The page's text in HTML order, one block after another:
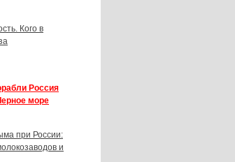
Кого в
Россия
море
при России:
и